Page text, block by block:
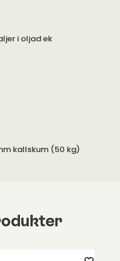
i oljad ek
kallskum (50 kg)